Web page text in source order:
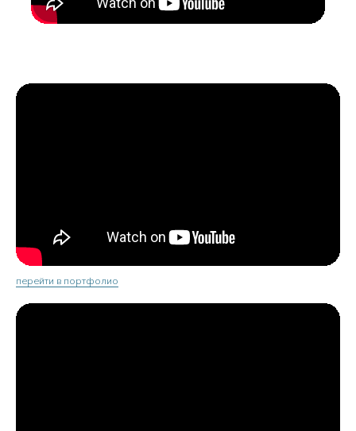
перейти в портфолио